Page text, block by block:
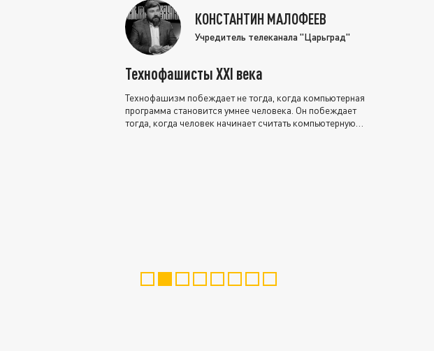
КОНСТАНТИН МАЛОФЕЕВ
Учредитель телеканала "Царьград"
Технофашисты XXI века
Технофашизм побеждает не тогда, когда компьютерная
программа становится умнее человека. Он побеждает
тогда, когда человек начинает считать компьютерную